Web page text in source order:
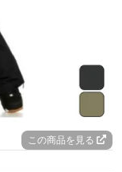
この商品を見る